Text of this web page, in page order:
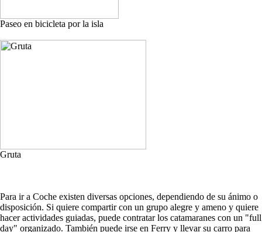
Paseo en bicicleta por la isla
Gruta
Para ir a Coche existen diversas opciones, dependiendo de su ánimo o
disposición. Si quiere compartir con un grupo alegre y ameno y quiere
hacer actividades guiadas, puede contratar los catamaranes con un "full
day" organizado. También puede irse en Ferry y llevar su carro para